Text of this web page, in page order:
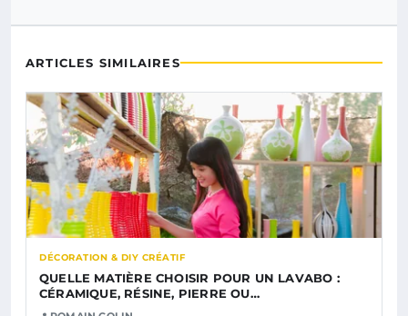
ARTICLES SIMILAIRES
DÉCORATION & DIY CRÉATIF
QUELLE MATIÈRE CHOISIR POUR UN LAVABO :
CÉRAMIQUE, RÉSINE, PIERRE OU…